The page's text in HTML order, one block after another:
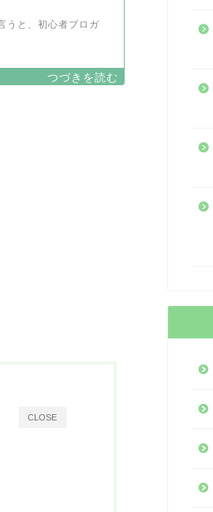
うと、初心者ブロガ
CLOSE